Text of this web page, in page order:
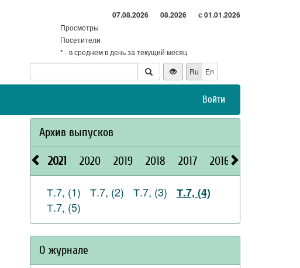
07.08.2026 08.2026 с 01.01.2026
Просмотры
Посетители
* - в среднем в день за текущий месяц
Ru
En
Войти
Архив выпусков
2021 2020 2019 2018 2017 2016
Т.7, (1) Т.7, (2) Т.7, (3)
Т.7, (4)
Т.7, (5)
О журнале